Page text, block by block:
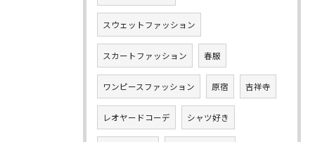
スウェットファッション
スカートファッション 春服
ワンピースファッション 原宿 吉祥寺
レオヤードコーデ シャツ好き